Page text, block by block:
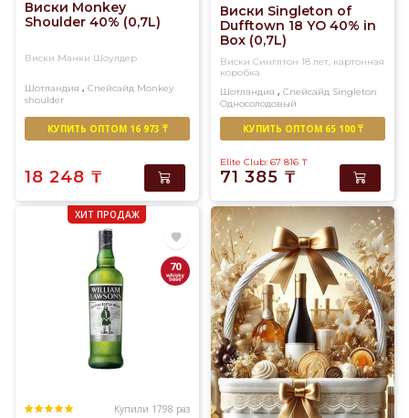
Виски Monkey
Shoulder 40% (0,7L)
Виски Манки Шоулдер
Шотландия , Спейсайд Monkey
shoulder
КУПИТЬ ОПТОМ 16 973 ₸
18 248 ₸
Виски Singleton of
Dufftown 18 YO 40% in
Box (0,7L)
Виски Синглтон 18 лет, картонная
коробка
Шотландия , Спейсайд Singleton
Односолодовый
КУПИТЬ ОПТОМ 65 100 ₸
Elite Club: 67 816 ₸
71 385 ₸
ХИТ ПРОДАЖ
70
Купили 1798 раз